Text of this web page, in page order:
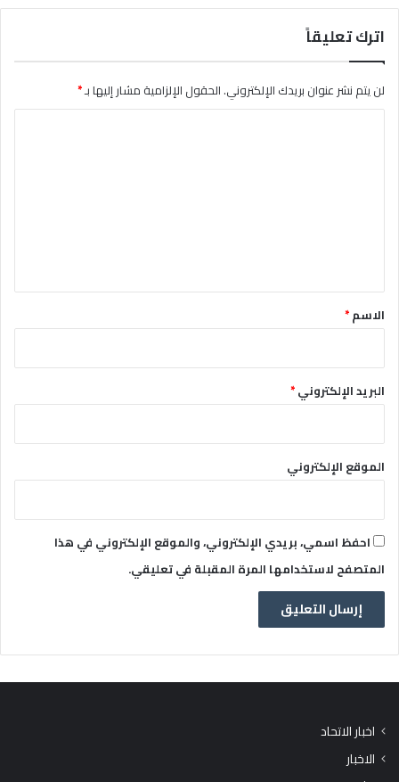
اترك تعليقاً
لن يتم نشر عنوان بريدك الإلكتروني.الحقول الإلزامية مشار إليها بـ*
*الاسم*
البريد الإلكتروني*
الموقع الإلكتروني
احفظ اسمي، بريدي الإلكتروني، والموقع الإلكتروني في هذا
المتصفح لاستخدامها المرة المقبلة في تعليقي.
اخبار الاتحاد
الاخبار